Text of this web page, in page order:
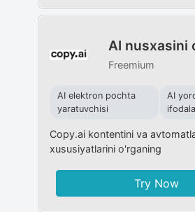
AI nusxasini
Freemium
AI elektron pochta
yaratuvchisi
AI
Copy.ai kontentini va
xususiyatlarini o'rganing
Try Now